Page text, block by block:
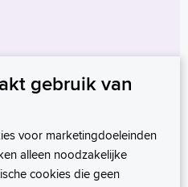
gebruik van
voor marketingdoeleinden
alleen noodzakelijke
cookies die geen